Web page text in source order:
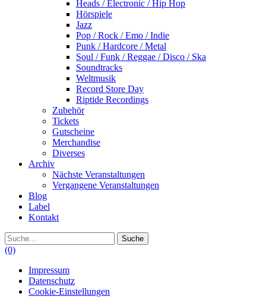
Heads / Electronic / Hip Hop
Hörspiele
Jazz
Pop / Rock / Emo / Indie
Punk / Hardcore / Metal
Soul / Funk / Reggae / Disco / Ska
Soundtracks
Weltmusik
Record Store Day
Riptide Recordings
Zubehör
Tickets
Gutscheine
Merchandise
Diverses
Archiv
Nächste Veranstaltungen
Vergangene Veranstaltungen
Blog
Label
Kontakt
Suche
(0)
Impressum
Datenschutz
Cookie-Einstellungen